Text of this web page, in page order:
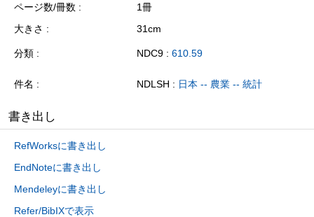
ページ数/冊数
1冊
大きさ
31cm
分類 NDC9 : 610.59
件名 NDLSH : 日本 -- 農業 -- 統計
書き出し
RefWorksに書き出し
EndNoteに書き出し
Mendeleyに書き出し
Refer/BibIXで表示